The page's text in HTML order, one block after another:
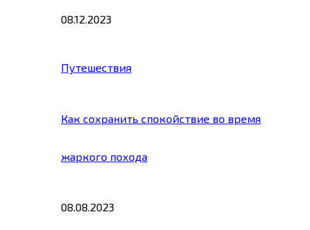
08.12.2023
Путешествия
Как сохранить спокойствие во время
жаркого похода
08.08.2023